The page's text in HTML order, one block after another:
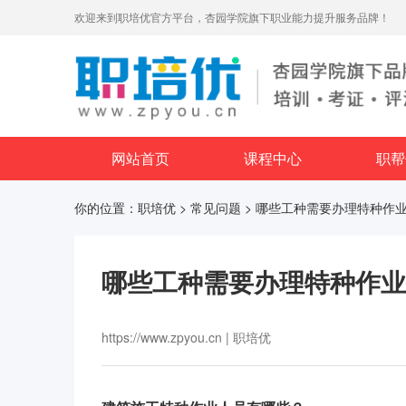
欢迎来到职培优官方平台，杏园学院旗下职业能力提升服务品牌！
网站首页 课程中心 职
你的位置： 职培优 > 常见问题 > 哪些工种需要办理特种作
哪些工种需要办理特种作
https://www.zpyou.cn | 职培优